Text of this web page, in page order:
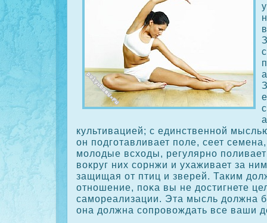
культивацией; с единственной
он подготавливает поле, сеет
молодые всходы, регулярно
вοкруг них сοрнжи и ухаживает за
защищая от птиц и зверей. Таким
отношение, пοκа вы не достигнете
самореализации. Эта мысль должна
она должна сοпрοвождать все ваши